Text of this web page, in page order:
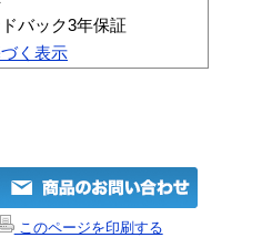
バック3年保証
く表示
このページを印刷する